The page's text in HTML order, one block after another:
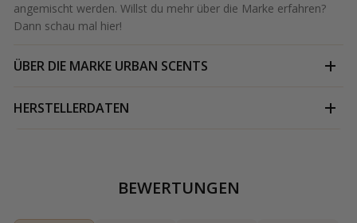
angemischt werden. Willst du mehr über die Marke erfahren?
Dann schau mal hier!
ÜBER DIE MARKE URBAN SCENTS
HERSTELLERDATEN
BEWERTUNGEN